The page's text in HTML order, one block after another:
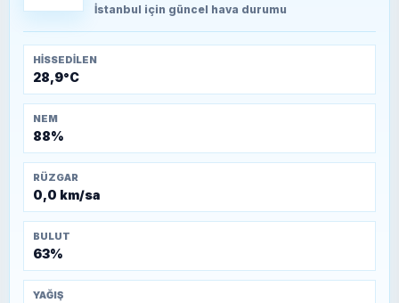
Kütahya-Eskişehir Muharebeleri (10-24
İstanbul için güncel hava durumu
HISSEDILEN
28,9°C
NEM
88%
RÜZGAR
0,0 km/sa
BULUT
63%
YAĞIŞ